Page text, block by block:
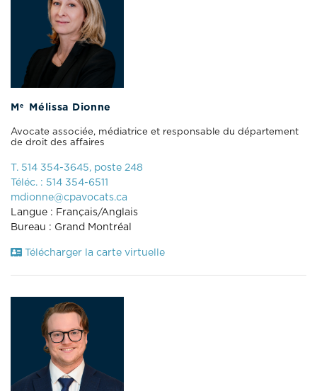
M e Mélissa Dionne
Avocate associée, médiatrice et responsable du département
de droit des affaires
T. 514 354-3645, poste 248
Téléc. : 514 354-6511
mdionne@cpavocats.ca
Langue : Français/Anglais
Bureau : Grand Montréal
Télécharger la carte virtuelle